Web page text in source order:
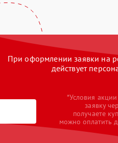
При оформлении заявки на
действует
*Условия
заявку
получаете
можно оплатить